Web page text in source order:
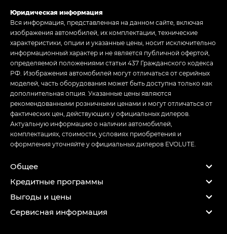
Юридическая информация
Вся информация, представленная на данном сайте, включая
изображения автомобилей, их комплектации, технические
характеристики, опции и указанные цены, носит исключительно
информационный характер и не является публичной офертой,
определяемой положениями статьи 437 Гражданского кодекса
РФ. Изображения автомобилей могут отличаться от серийных
моделей, часть оборудования может быть доступна только как
дополнительная опция. Указанные цены являются
рекомендованными розничными ценами и могут отличаться от
фактических цен, действующих у официальных дилеров.
Актуальную информацию о наличии автомобилей,
комплектациях, стоимости, условиях приобретения и
оформления уточняйте у официальных дилеров EVOLUTE.
Общее
Кредитные программы
Выгоды и цены
Сервисная информация